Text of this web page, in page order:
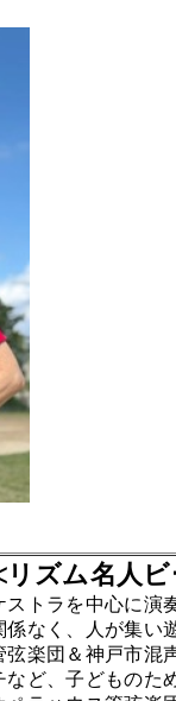
ズム名人ビ
トラを中心に演
なく、人が集い
楽団＆神戸市混
ど、子どものた